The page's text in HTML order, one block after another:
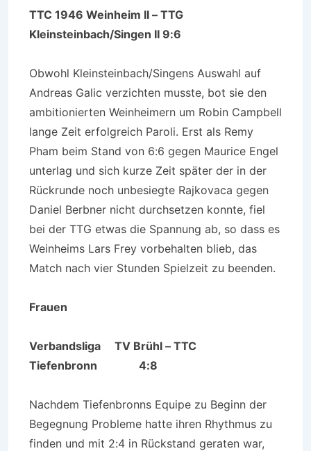
TTC 1946 Weinheim II – TTG
Kleinsteinbach/Singen II 9:6
Obwohl Kleinsteinbach/Singens Auswahl auf
Andreas Galic verzichten musste, bot sie den
ambitionierten Weinheimern um Robin Campbell
lange Zeit erfolgreich Paroli. Erst als Remy
Pham beim Stand von 6:6 gegen Maurice Engel
unterlag und sich kurze Zeit später der in der
Rückrunde noch unbesiegte Rajkovaca gegen
Daniel Berbner nicht durchsetzen konnte, fiel
bei der TTG etwas die Spannung ab, so dass es
Weinheims Lars Frey vorbehalten blieb, das
Match nach vier Stunden Spielzeit zu beenden.
Frauen
Verbandsliga TV Brühl – TTC
Tiefenbronn 4:8
Nachdem Tiefenbronns Equipe zu Beginn der
Begegnung Probleme hatte ihren Rhythmus zu
finden und mit 2:4 in Rückstand geraten war,